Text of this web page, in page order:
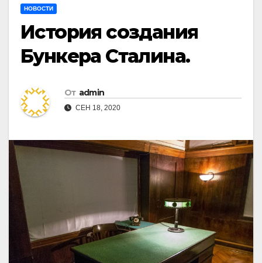
НОВОСТИ
История создания
Бункера Сталина.
От admin
СЕН 18, 2020